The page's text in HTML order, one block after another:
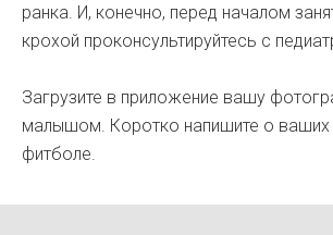
ранка. И, конечно, перед началом
крохой проконсультируйтесь с
Загрузите в приложение вашу
малышом. Коротко напишите о ваших
фитболе.